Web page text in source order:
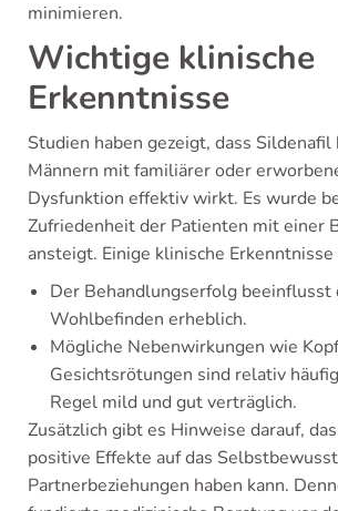
minimieren.
Wichtige klinische
Erkenntnisse
Studien haben gezeigt, dass
Männern mit familiärer oder
Dysfunktion effektiv wirkt. Es wurde
Zufriedenheit der Patienten mit einer
ansteigt. Einige klinische Erkenntnisse
Der Behandlungserfolg beeinflusst
Wohlbefinden erheblich.
Mögliche Nebenwirkungen wie
Gesichtsrötungen sind relativ
Regel mild und gut verträglich.
Zusätzlich gibt es Hinweise darauf,
positive Effekte auf das
Partnerbeziehungen haben kann.